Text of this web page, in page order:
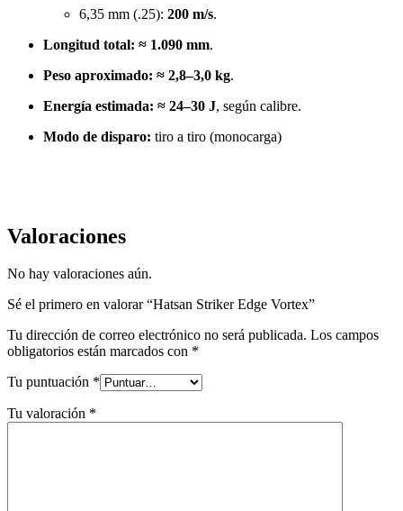
6,35 mm (.25): 200 m/s.
Longitud total: ≈ 1.090 mm.
Peso aproximado: ≈ 2,8–3,0 kg.
Energía estimada: ≈ 24–30 J, según calibre.
Modo de disparo: tiro a tiro (monocarga)
Valoraciones
No hay valoraciones aún.
Sé el primero en valorar “Hatsan Striker Edge Vortex”
Tu dirección de correo electrónico no será publicada. Los campos
obligatorios están marcados con *
Tu puntuación *
Tu valoración *